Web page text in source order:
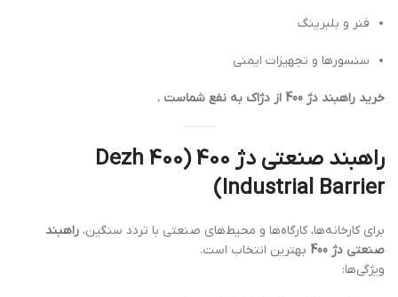
فنر و بلبرینگ
سنسورها و تجهیزات ایمنی
خرید راهبند دژ 400 از دژاک به نفع شماست .
راهبند صنعتی دژ 400 (Dezh 400
Industrial Barrier)
برای کارخانه‌ها، کارگاه‌ها و محیط‌های صنعتی با تردد سنگین، راهبند
صنعتی دژ 400
بهترین انتخاب است.
ویژگی‌ها: